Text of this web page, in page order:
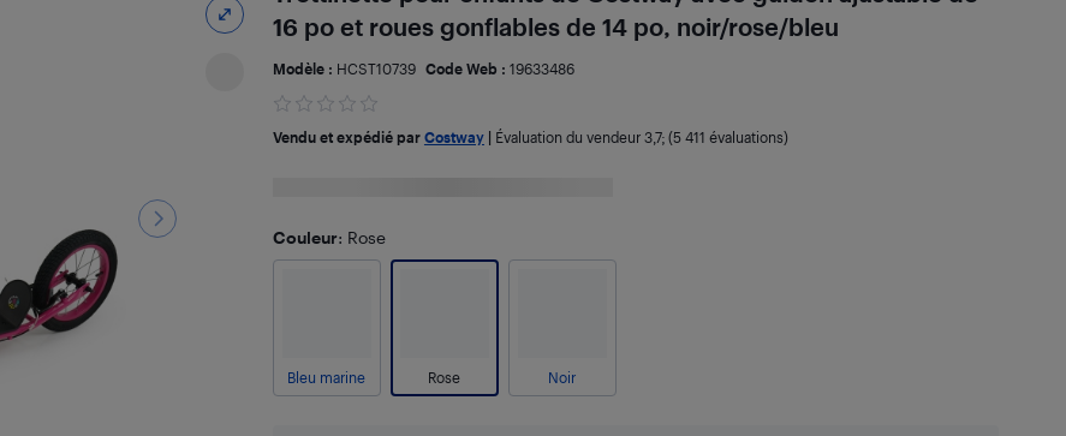
16 po et roues gonflables de 14 po, noir/rose/bleu
Modèle : HCST10739 Code Web : 19633486
Vendu et expédié par Costway| Évaluation du vendeur 3,7; (5 411 évaluations)
Couleur: Rose
Bleu marine Rose Noir